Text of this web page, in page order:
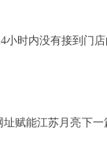
时内没有接到门店
址赋能江苏月亮下一